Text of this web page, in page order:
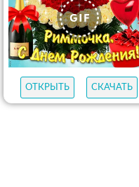
ОТКРЫТЬ СКАЧАТЬ